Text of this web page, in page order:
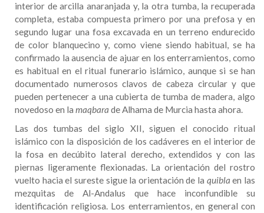
interior de arcilla anaranjada y, la otra tumba, la recuperada
completa, estaba compuesta primero por una prefosa y en
segundo lugar una fosa excavada en un terreno endurecido
de color blanquecino y, como viene siendo habitual, se ha
confirmado la ausencia de ajuar en los enterramientos, como
es habitual en el ritual funerario islámico, aunque si se han
documentado numerosos clavos de cabeza circular y que
pueden pertenecer a una cubierta de tumba de madera, algo
novedoso en la maqbara de Alhama de Murcia hasta ahora.
Las dos tumbas del siglo XII, siguen el conocido ritual
islámico con la disposición de los cadáveres en el interior de
la fosa en decúbito lateral derecho, extendidos y con las
piernas ligeramente flexionadas. La orientación del rostro
vuelto hacia el sureste sigue la orientación de la quibla en las
mezquitas de Al-Andalus que hace inconfundible su
identificación religiosa. Los enterramientos, en general con